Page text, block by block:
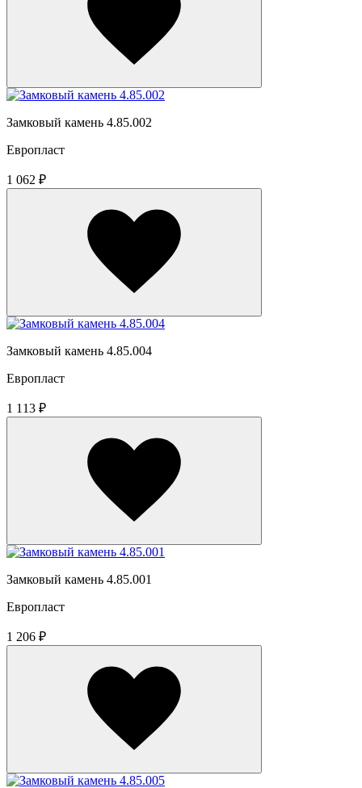
Замковый камень 4.85.002
Европласт
1 062 ₽
Замковый камень 4.85.004
Европласт
1 113 ₽
Замковый камень 4.85.001
Европласт
1 206 ₽